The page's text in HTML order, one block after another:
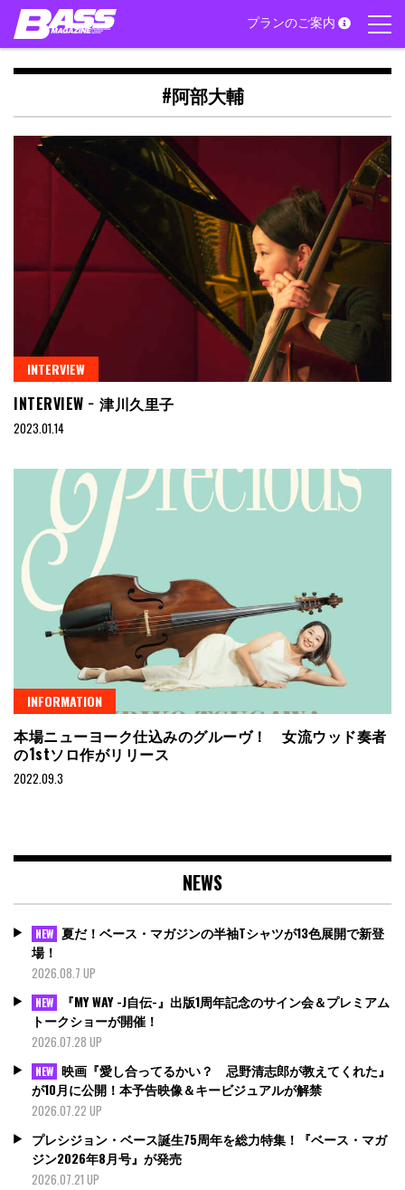
Skip
content
プランのご案内
#阿部大輔
INTERVIEW
INTERVIEW − 津川久里子
2023.01.14
INFORMATION
本場ニューヨーク仕込みのグルーヴ！ 女流ウッド奏者
の1stソロ作がリリース
2022.09.3
NEWS
NEW 夏だ！ベース・マガジンの半袖Tシャツが13色展開で新登
場！
2026.08.7 UP
NEW
『MY WAY -J自伝-』出版1周年記念のサイン会＆プレミアム
トークショーが開催！
2026.07.28 UP
NEW 映画『愛し合ってるかい？ 忌野清志郎が教えてくれた』
が10月に公開！本予告映像＆キービジュアルが解禁
2026.07.22 UP
プレシジョン・ベース誕生75周年を総力特集！『ベース・マガ
ジン2026年8月号』が発売
2026.07.21 UP